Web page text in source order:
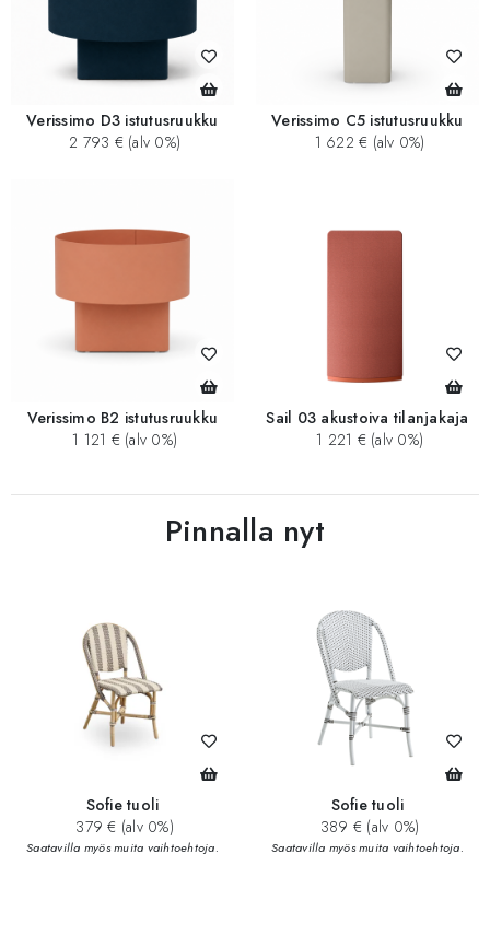
Verissimo D3 istutusruukku
2 793 € (alv 0%)
Verissimo C5 istutusruukku
1 622 € (alv 0%)
Verissimo B2 istutusruukku
1 121 € (alv 0%)
Sail 03 akustoiva tilanjakaja
1 221 € (alv 0%)
Pinnalla nyt
Sofie tuoli
379 € (alv 0%)
Saatavilla myös muita vaihtoehtoja.
Sofie tuoli
389 € (alv 0%)
Saatavilla myös muita vaihtoehtoja.